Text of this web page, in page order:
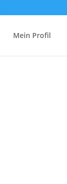
Mein Profil